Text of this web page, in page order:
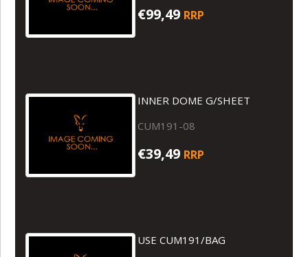
€99,49 RRP
INNER DOME G/SHEET
CUM191-08
€39,49 RRP
USE CUM191/BAG